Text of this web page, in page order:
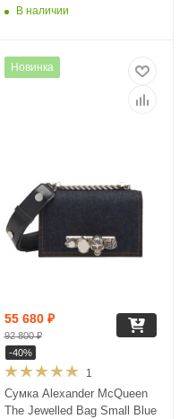
В наличии
Новинка
1
Сумка Alexander McQueen
The Jewelled Bag Small Blue
55 680₽
92 800₽
-40%